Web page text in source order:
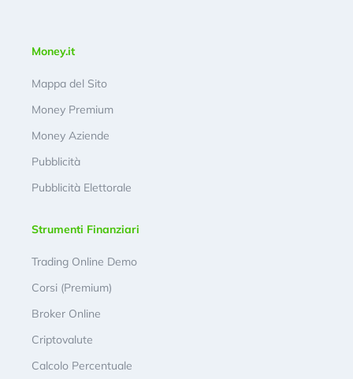
Money.it
Mappa del Sito
Money Premium
Money Aziende
Pubblicità
Pubblicità Elettorale
Strumenti Finanziari
Trading Online Demo
Corsi (Premium)
Broker Online
Criptovalute
Calcolo Percentuale